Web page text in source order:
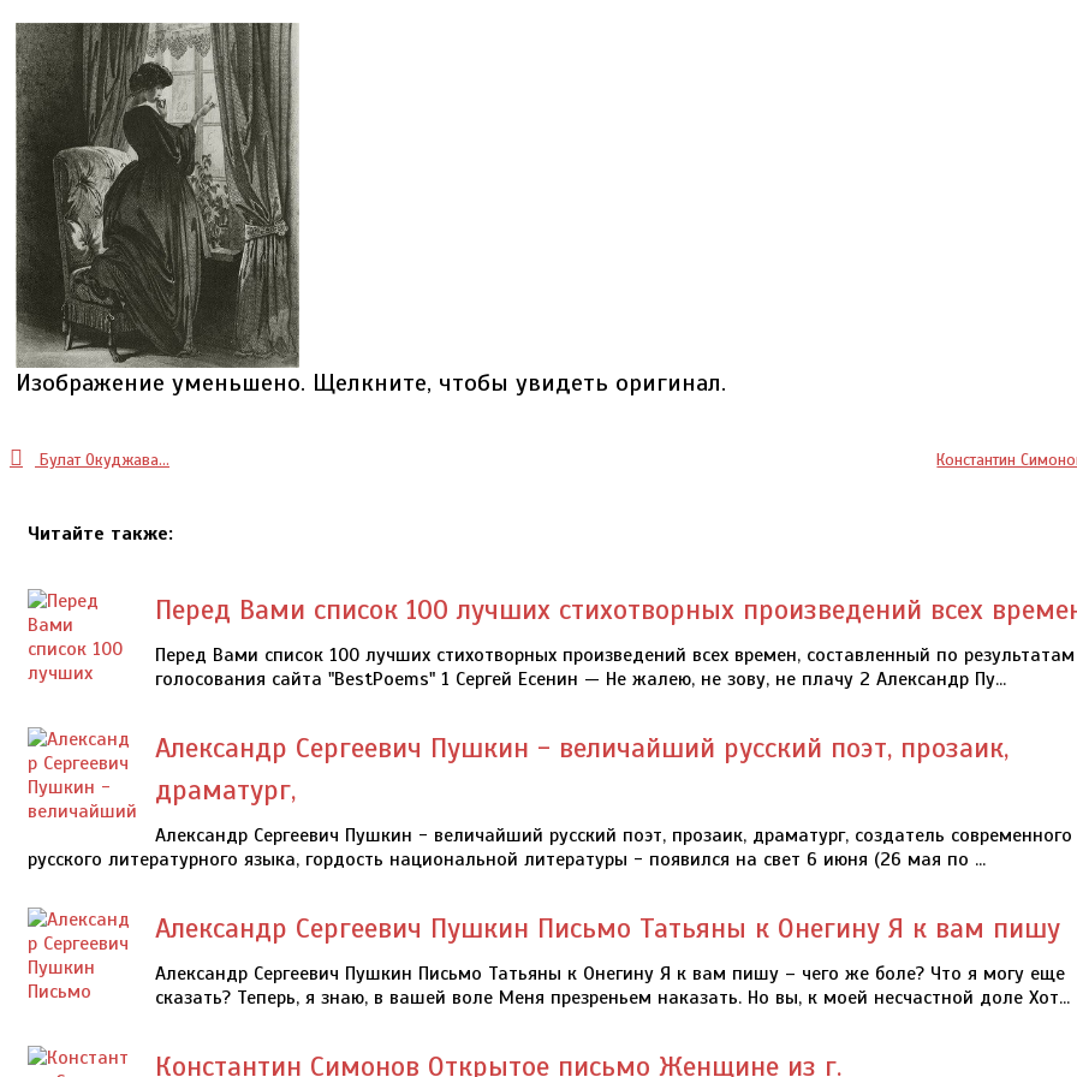
Изображение уменьшено. Щелкните, чтобы увидеть оригинал.
Булат Окуджава... Константин
Читайте также:
Перед Вами список 100 лучших стихотворных произведений всех
Перед Вами список 100 лучших стихотворных произведений всех времен, составленный по результатам
голосования сайта "BestPoems" 1 Сергей Есенин — Не жалею, не зову, не плачу 2 Александр Пу...
Александр Сергеевич Пушкин - величайший русский поэт, прозаик,
драматург,
Александр Сергеевич Пушкин - величайший русский поэт, прозаик, драматург, создатель современного
русского литературного языка, гордость национальной литературы - появился на свет 6 июня (26 мая по ...
Александр Сергеевич Пушкин Письмо Татьяны к Онегину Я к вам пишу
Александр Сергеевич Пушкин Письмо Татьяны к Онегину Я к вам пишу – чего же боле? Что я могу еще
сказать? Теперь, я знаю, в вашей воле Меня презреньем наказать. Но вы, к моей несчастной доле Хот...
Константин Симонов Открытое письмо Женщине из г.